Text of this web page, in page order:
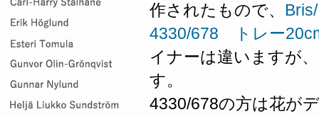
作されたもので、
4330/678 トレー
イナーは違いますが
す。
4330/678の方は花が